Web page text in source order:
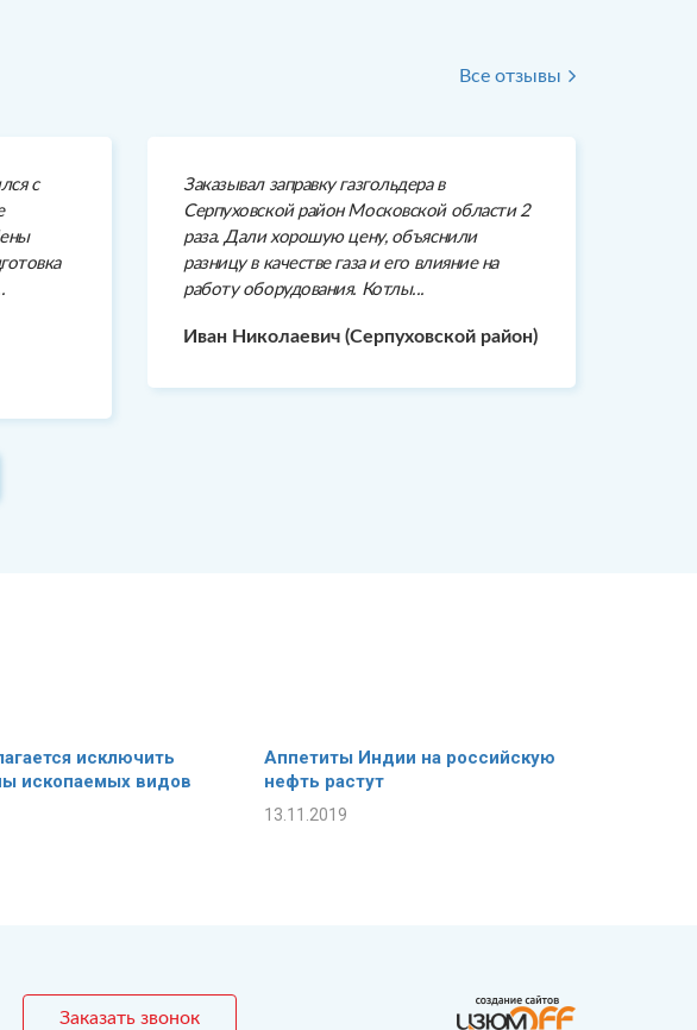
Все отзывы
с
Заказывал заправку газгольдера в
Серпуховской район Московской области 2
раза. Дали хорошую цену, объяснили
разницу в качестве газа и его влияние на
работу оборудования. Котлы...
Иван Николаевич (Серпуховской район)
исключить
ископаемых видов
Аппетиты Индии на российскую
нефть растут
13.11.2019
Заказать звонок